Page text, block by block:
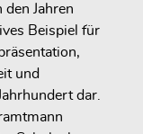
Jahren
Beispiel für
und
dar.